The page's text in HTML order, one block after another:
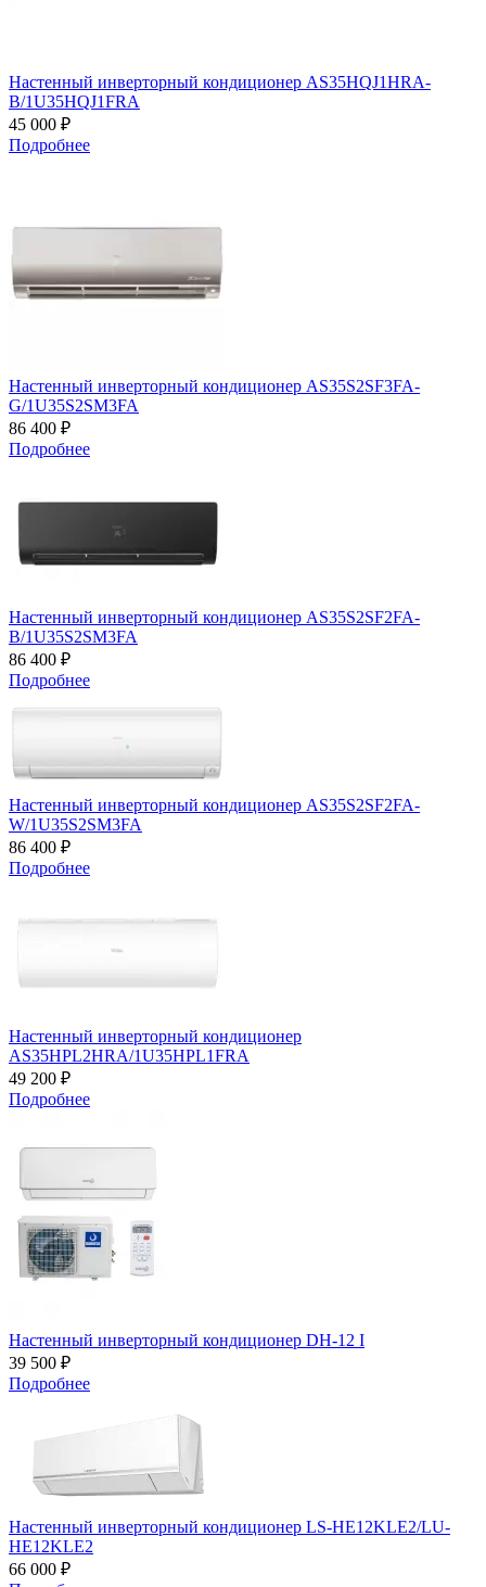
Настенный инверторный кондиционер AS35HQJ1HRA-
B/1U35HQJ1FRA
45 000 ₽
Подробнее
Настенный инверторный кондиционер AS35S2SF3FA-
G/1U35S2SM3FA
86 400 ₽
Подробнее
Настенный инверторный кондиционер AS35S2SF2FA-
B/1U35S2SM3FA
86 400 ₽
Подробнее
Настенный инверторный кондиционер AS35S2SF2FA-
W/1U35S2SM3FA
86 400 ₽
Подробнее
Настенный инверторный кондиционер
AS35HPL2HRA/1U35HPL1FRA
49 200 ₽
Подробнее
Настенный инверторный кондиционер DH-12 I
39 500 ₽
Подробнее
Настенный инверторный кондиционер LS-HE12KLE2/LU-
HE12KLE2
66 000 ₽